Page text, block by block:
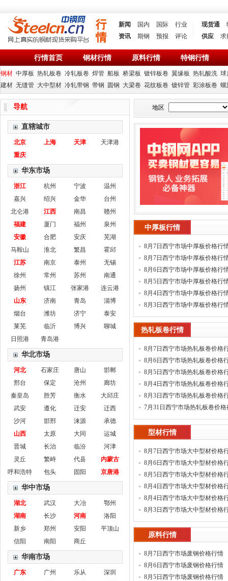
新闻 国内 国际
行业
资讯
期钢 预报 评论
现货通
供应
求
行情首页 钢材行情 原料行情 特钢行情
钢材 中厚板 热轧板卷 冷轧板卷 焊管 船板 桥梁板 镀锌板卷 翼缘板 热轧酸洗 球
建材 无缝管 大中型材 冷轧带钢 带钢 圆钢 大梁卷 花纹板卷 镀锌管 彩涂板卷 螺
导航
直辖城市
北京 上海 天津
天津港
重庆
华东市场
浙江 杭州 宁波
温州
嘉兴
绍兴 金华
台州
北仑港
江西 南昌
赣州
福建
厦门 福州
泉州
安徽
合肥 安庆
芜湖
马鞍山
淮北 繁昌
霍邱
江苏
南京 泰州
无锡
徐州
常州 苏州
南通
扬州
镇江 张家港
连云港
山东
济南 青岛
淄博
烟台
潍坊 济宁
泰安
莱芜
临沂 博兴
聊城
日照港
青岛港
华北市场
河北 石家庄 唐山
邯郸
邢台
保定 沧州
廊坊
秦皇岛
胜芳 衡水
大邱庄
武安
遵化 迁安
迁西
沙河
邯邢 涞源
承德
山西
太原 大同
运城
晋城
长治 临汾
河津
灵丘
繁峙 代县
内蒙古
呼和浩特
包头 固阳 京唐港
华中市场
湖北 武汉 大冶
鄂州
湖南
长沙 河南
洛阳
新乡
郑州 安阳
平顶山
信阳
南阳 商丘
华南市场
广东 广州 乐从
深圳
地区
中厚板行情
8月7日西宁市场中厚板价格行
8月7日西宁市场中厚板价格行
8月6日西宁市场中厚板价格行
8月5日西宁市场中厚板价格行
8月4日西宁市场中厚板价格行
8月3日西宁市场中厚板价格行
热轧板卷行情
8月7日西宁市场热轧板卷价格
8月6日西宁市场热轧板卷价格
8月5日西宁市场热轧板卷价格
8月4日西宁市场热轧板卷价格
8月3日西宁市场热轧板卷价格
7月31日西宁市场热轧板卷价格
型材行情
8月7日西宁市场大中型材价格
8月6日西宁市场大中型材价格
8月5日西宁市场大中型材价格
8月4日西宁市场大中型材价格
(新)
8月4日西宁市场大中型材价格
8月3日西宁市场大中型材价格
原料行情
8月7日西宁市场废钢价格行情
8月6日西宁市场废钢价格行情
8月5日西宁市场废钢价格行情